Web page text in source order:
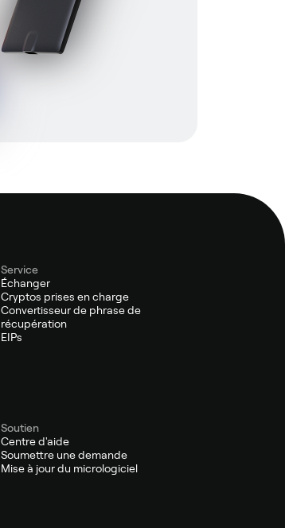
Service
Échanger
Cryptos prises en charge
Convertisseur de phrase de
récupération
EIPs
Soutien
Centre d'aide
Soumettre une demande
Mise à jour du micrologiciel